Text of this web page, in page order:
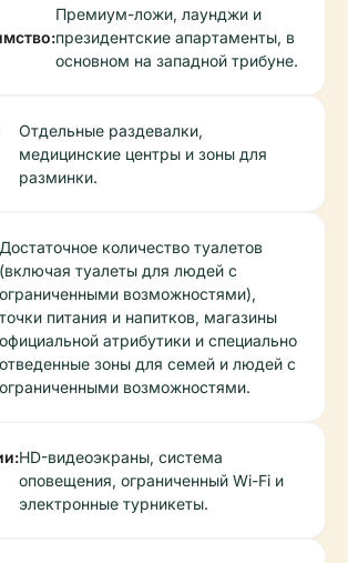
Премиум-ложи, лаунджи и
президентские апартаменты, в
основном на западной трибуне.
Отдельные раздевалки,
медицинские центры и зоны для
разминки.
Достаточное количество туалетов
(включая туалеты для людей с
ограниченными возможностями),
точки питания и напитков, магазины
официальной атрибутики и специально
отведенные зоны для семей и людей с
ограниченными возможностями.
HD-видеоэкраны, система
оповещения, ограниченный Wi-Fi и
электронные турникеты.